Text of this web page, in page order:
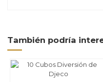
También podría